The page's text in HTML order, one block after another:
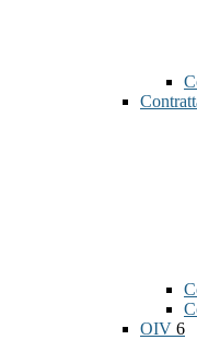
OIV 6